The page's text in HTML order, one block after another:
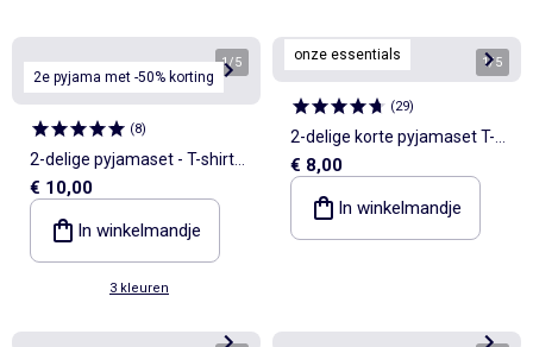
2e pyjama met -50% korting
1/5
(8)
2-delige pyjamaset - T-shirt
met lange mouwen + broek
€ 10,00
In winkelmandje
3 kleuren
onze essentials 1/5
(29)
2-delige korte pyjamaset T-
shirt + short
€ 8,00
In winkelmandje